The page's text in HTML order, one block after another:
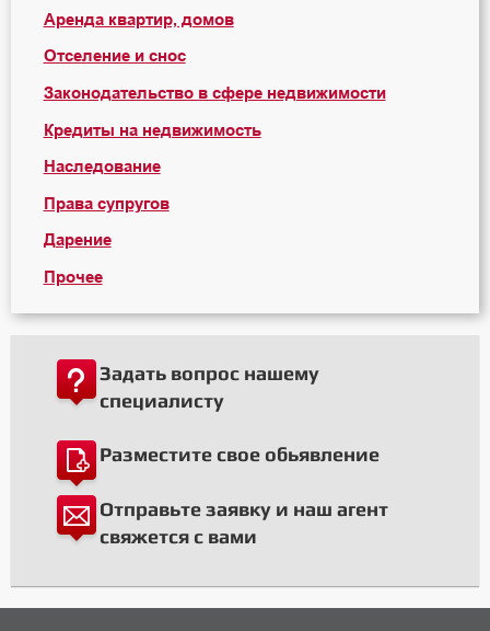
Аренда квартир, домов
Отселение и снос
Законодательство в сфере недвижимости
Кредиты на недвижимость
Наследование
Права супругов
Дарение
Прочее
Задать вопрос нашему
специалисту
Разместите свое обьявление
Отправьте заявку и наш агент
свяжется с вами